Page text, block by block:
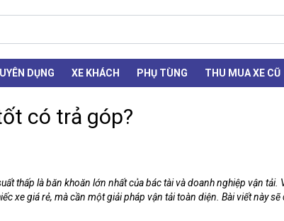
DỤNG XE KHÁCH PHỤ TÙNG THU MUA XE CŨ
có trả góp?
thấp là băn khoăn lớn nhất của bác tài và doanh nghiệp vận
xe giá rẻ, mà cần một giải pháp vận tải toàn diện. Bài viết này